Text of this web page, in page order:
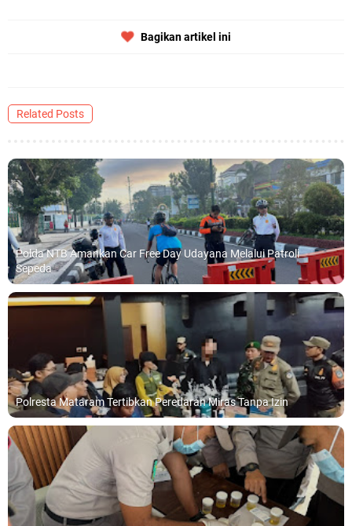
Bagikan artikel ini
Related Posts
Polda NTB Amankan Car Free Day Udayana Melalui Patroli
Sepeda
Polresta Mataram Tertibkan Peredaran Miras Tanpa Izin